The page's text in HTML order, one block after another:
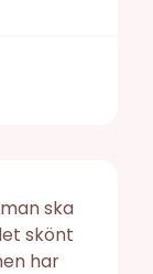
ska
skönt
har